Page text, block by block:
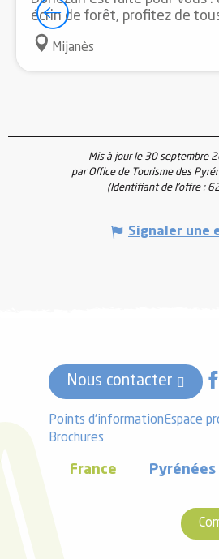
écrin de forêt, profitez de
Mijanès
Mis à jour le 30 septembre
par Office de Tourisme des
(Identifiant de l'offre :
Signaler une
Nous contacter
Points d'informationEspace
Brochures
France Pyrénées